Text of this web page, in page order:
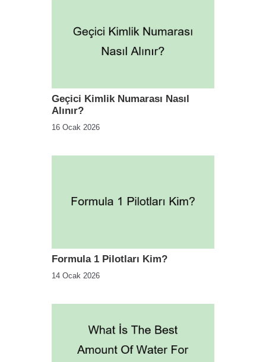
Geçici Kimlik Numarası Nasıl
Alınır?
16 Ocak 2026
Formula 1 Pilotları Kim?
14 Ocak 2026